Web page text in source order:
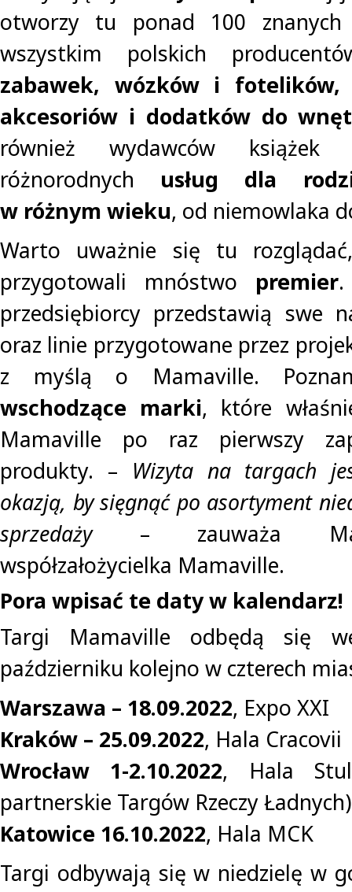
otworzy tu ponad 100
wszystkim polskich
zabawek, wózków i fotelików,
akcesoriów i dodatków do
również wydawców książek
różnorodnych usług dla
w różnym wieku, od niemowlaka
Warto uważnie się tu
przygotowali mnóstwo premier
przedsiębiorcy przedstawią swe
oraz linie przygotowane przez
z myślą o Mamaville.
wschodzące marki, które
Mamaville po raz pierwszy
produkty. – Wizyta na targach
okazją, by sięgnąć po asortyment
sprzedaży– zauważa
współzałożycielka Mamaville.
Pora wpisać te daty w kalendarz!
Targi Mamaville odbędą się
październiku kolejno w czterech
Warszawa – 18.09.2022, Expo XXI
Kraków – 25.09.2022, Hala Cracovii
Wrocław 1-2.10.2022, Hala
partnerskie Targów Rzeczy Ładnych)
Katowice 16.10.2022, Hala MCK
Targi odbywają się w niedzielę w